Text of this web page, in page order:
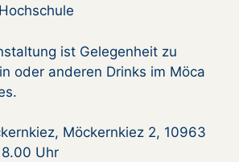
ist Gelegenheit zu
oder anderen Drinks im Möca
Möckernkiez 2, 10963
Uhr